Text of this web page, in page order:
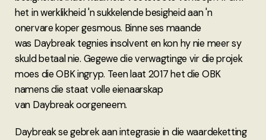
het in werklikheid 'n sukkelende besigheid aan 'n
onervare koper gesmous. Binne ses maande
was Daybreak tegnies insolvent en kon hy nie meer sy
skuld betaal nie. Gegewe die verwagtinge vir die projek
moes die OBK ingryp. Teen laat 2017 het die OBK
namens die staat volle eienaarskap
van Daybreak oorgeneem.
Daybreak se gebrek aan integrasie in die waardeketting